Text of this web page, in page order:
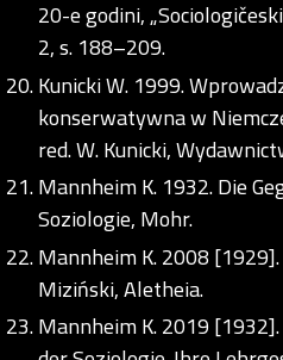
20-e godini,
2, s. 188–209.
Kunicki W. 1999.
konserwatywna w
red. W. Kunicki,
Mannheim K. 1932. Die
Soziologie, Mohr.
Mannheim K. 2008
Miziński, Aletheia.
Mannheim K. 2019